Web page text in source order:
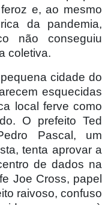
e, ao mesmo
da pandemia,
não conseguiu
coletiva.
cidade do
esquecidas
local ferve como
O prefeito Ted
Pascal, um
tenta aprovar a
de dados na
Joe Cross, papel
raivoso, confuso